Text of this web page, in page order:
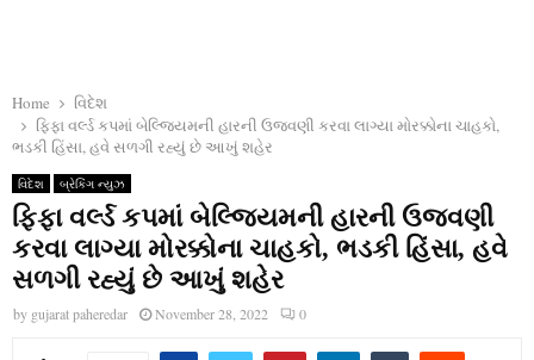
Home
વિદેશ
ફિફા વર્લ્ડ કપમાં બેલ્જિયમની હારની ઉજવણી કરવા લાગ્યા મોરક્કોના ચાહકો,
ભડકી હિંસા, હવે સળગી રહ્યું છે આખું શહેર
વિદેશ બ્રેકિંગ ન્યુઝ
ફિફા વર્લ્ડ કપમાં બેલ્જિયમની હારની ઉજવણી
કરવા લાગ્યા મોરક્કોના ચાહકો, ભડકી હિંસા, હવે
સળગી રહ્યું છે આખું શહેર
by gujarat paheredar November 28, 2022 0